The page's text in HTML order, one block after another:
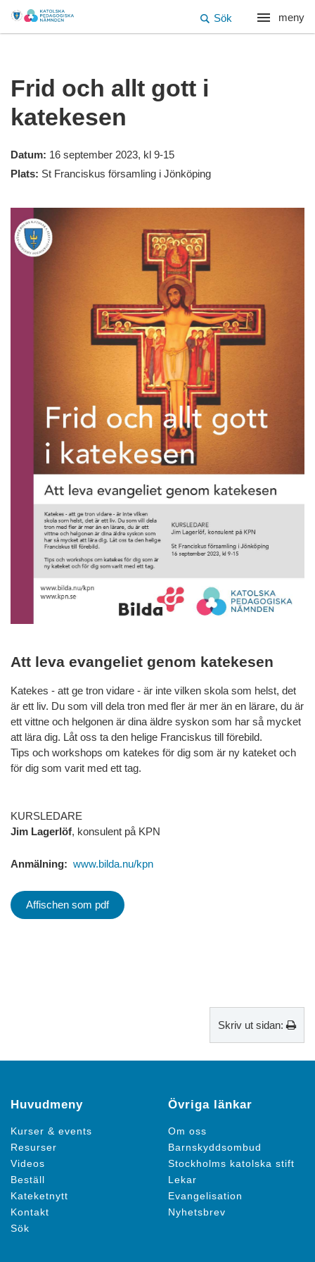
meny
Sök
Frid och allt gott i
katekesen
Datum: 16 september 2023, kl 9-15
Plats: St Franciskus församling i Jönköping
Att leva evangeliet genom katekesen
Katekes - att ge tron vidare - är inte vilken skola som helst, det
är ett liv. Du som vill dela tron med fler är mer än en lärare, du är
ett vittne och helgonen är dina äldre syskon som har så mycket
att lära dig. Låt oss ta den helige Franciskus till förebild.
Tips och workshops om katekes för dig som är ny kateket och
för dig som varit med ett tag.
KURSLEDARE
Jim Lagerlöf, konsulent på KPN
Anmälning: www.bilda.nu/kpn
Affischen som pdf
Skriv ut sidan:
Huvudmeny
Kurser & events
Resurser
Videos
Beställ
Kateketnytt
Kontakt
Sök
Övriga länkar
Om oss
Barnskyddsombud
Stockholms katolska stift
Lekar
Evangelisation
Nyhetsbrev